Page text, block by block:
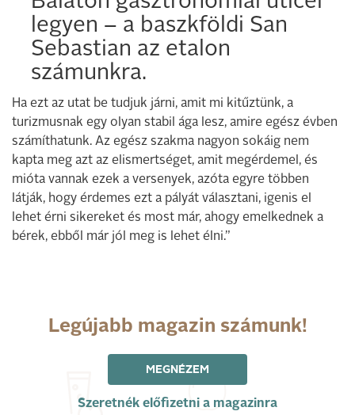
legyen – a baszkföldi San
Sebastian az etalon
számunkra.
Ha ezt az utat be tudjuk járni, amit mi kitűztünk, a
turizmusnak egy olyan stabil ága lesz, amire egész évben
számíthatunk. Az egész szakma nagyon sokáig nem
kapta meg azt az elismertséget, amit megérdemel, és
mióta vannak ezek a versenyek, azóta egyre többen
látják, hogy érdemes ezt a pályát választani, igenis el
lehet érni sikereket és most már, ahogy emelkednek a
bérek, ebből már jól meg is lehet élni.”
Legújabb magazin számunk!
MEGNÉZEM
Szeretnék előfizetni a magazinra